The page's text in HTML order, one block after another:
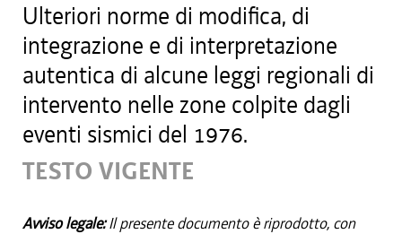
Ulteriori norme di modifica, di
integrazione e di interpretazione
autentica di alcune leggi regionali di
intervento nelle zone colpite dagli
eventi sismici del 1976.
TESTO VIGENTE
Avviso legale:Il presente documento è riprodotto, con